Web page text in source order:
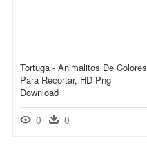
Tortuga - Animalitos De Colores
Para Recortar, HD Png
Download
0 0